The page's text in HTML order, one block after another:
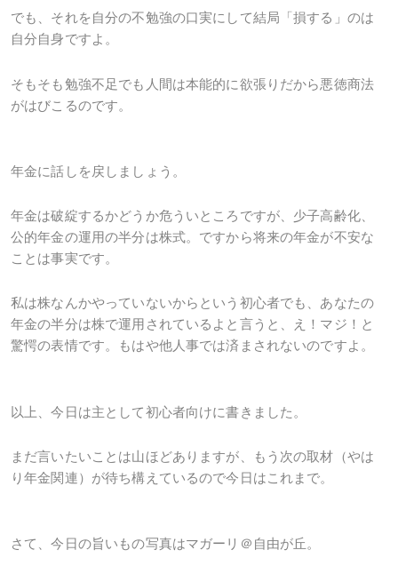
でも、それを自分の不勉強の口実にして結局「損する」のは
自分自身ですよ。
そもそも勉強不足でも人間は本能的に欲張りだから悪徳商法
がはびこるのです。
年金に話しを戻しましょう。
年金は破綻するかどうか危ういところですが、少子高齢化、
公的年金の運用の半分は株式。ですから将来の年金が不安な
ことは事実です。
私は株なんかやっていないからという初心者でも、あなたの
年金の半分は株で運用されているよと言うと、え！マジ！と
驚愕の表情です。もはや他人事では済まされないのですよ。
以上、今日は主として初心者向けに書きました。
まだ言いたいことは山ほどありますが、もう次の取材（やは
り年金関連）が待ち構えているので今日はこれまで。
さて、今日の旨いもの写真はマガーリ＠自由が丘。